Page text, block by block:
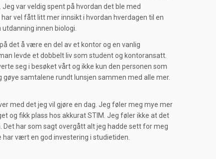
var veldig spent på hvordan det ble med
vel fått litt mer innsikt i hvordan hverdagen til en
innen biologi.
det å være en del av et kontor og en vanlig
levde et dobbelt liv som student og kontoransatt.
seg i besøket vårt og ikke kun den personen som
samtalene rundt lunsjen sammen med alle mer.
med det jeg vil gjøre en dag. Jeg føler meg mye mer
og fikk plass hos akkurat STIM. Jeg føler ikke at det
har som sagt overgått alt jeg hadde sett for meg
vært en god investering i studietiden.